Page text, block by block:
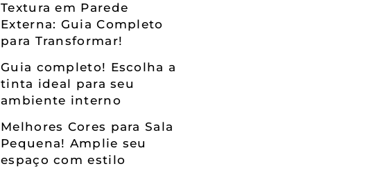
Textura em Parede
Externa: Guia Completo
para Transformar!
Guia completo! Escolha a
tinta ideal para seu
ambiente interno
Melhores Cores para Sala
Pequena! Amplie seu
espaço com estilo